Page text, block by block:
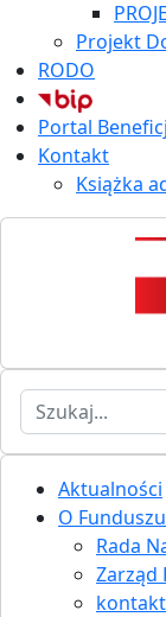
Projekt
RODO
Portal
Kontakt
Książka
Szukaj
Aktualności
O Funduszu
Rada
Zarząd
kontakt